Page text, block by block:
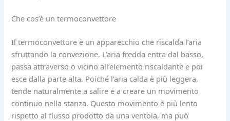
Che cos’è un termoconvettore
Il termoconvettore è un apparecchio che riscalda l’aria
sfruttando la convezione. L’aria fredda entra dal basso,
passa attraverso o vicino all’elemento riscaldante e poi
esce dalla parte alta. Poiché l’aria calda è più leggera,
tende naturalmente a salire e a creare un movimento
continuo nella stanza. Questo movimento è più lento
rispetto al flusso prodotto da una ventola, ma può